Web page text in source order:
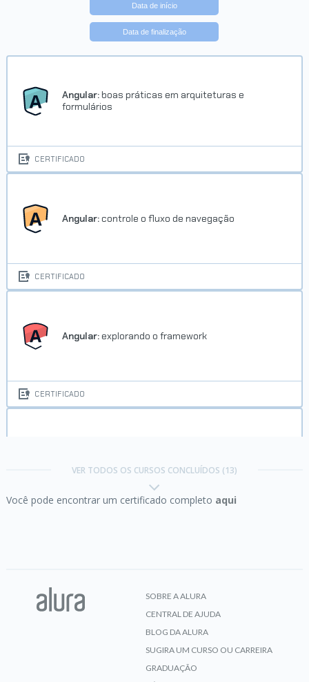
Data de início
Data de finalização
Angular: boas práticas em arquiteturas e
formulários
CERTIFICADO
Angular: controle o fluxo de navegação
CERTIFICADO
Angular: explorando o framework
CERTIFICADO
VER TODOS OS CURSOS CONCLUÍDOS (13)
Você pode encontrar um certificado completo aqui
SOBRE A ALURA
CENTRAL DE AJUDA
BLOG DA ALURA
SUGIRA UM CURSO OU CARREIRA
GRADUAÇÃO